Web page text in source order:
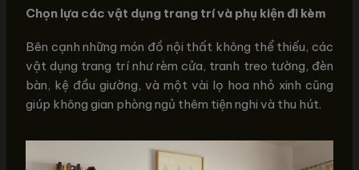
Chọn lựa các vật dụng trang trí và phụ kiện đi kèm
Bên cạnh những món đồ nội thất không thể thiếu, các
vật dụng trang trí như rèm cửa, tranh treo tường, đèn
bàn, kệ đầu giường, và một vài lọ hoa nhỏ xinh cũng
giúp không gian phòng ngủ thêm tiện nghi và thu hút.